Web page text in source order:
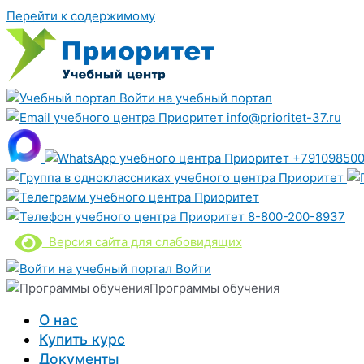
Перейти к содержимому
Войти на учебный портал
info@prioritet-37.ru
8-800-200-8937
Версия сайта для слабовидящих
Войти
Программы обучения
О нас
Купить курс
Документы